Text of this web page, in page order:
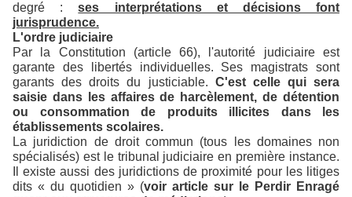
degré :ses interprétations et décisions font
jurisprudence.
L'ordre judiciaire
Par la Constitution (article 66), l'autorité judiciaire est
garante des libertés individuelles. Ses magistrats sont
garants des droits du justiciable. C'est celle qui sera
saisie dans les affaires de harcèlement, de détention
ou consommation de produits illicites dans les
établissements scolaires.
La juridiction de droit commun (tous les domaines non
spécialisés) est le tribunal judiciaire en première instance.
Il existe aussi des juridictions de proximité pour les litiges
dits « du quotidien » (voir article sur le Perdir Enragé